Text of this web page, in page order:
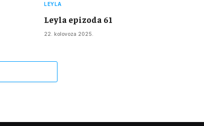
LEYLA
Leyla epizoda 61
22. kolovoza 2025.